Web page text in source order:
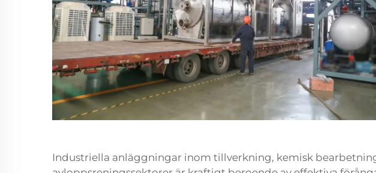
Industriella anläggningar inom tillverkning, kemisk